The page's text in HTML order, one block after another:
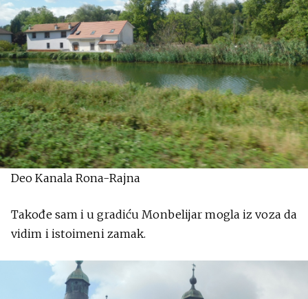
Deo Kanala Rona-Rajna
Takođe sam i u gradiću Monbelijar mogla iz voza da
vidim i istoimeni zamak.